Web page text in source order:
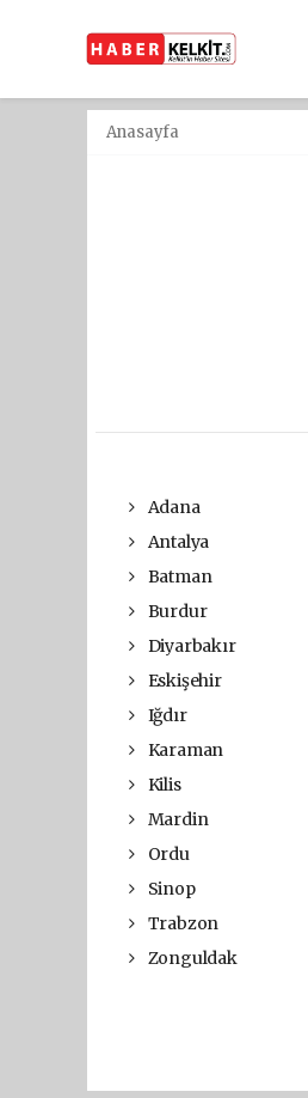
Anasayfa
Adana
Antalya
Batman
Burdur
Diyarbakır
Eskişehir
Iğdır
Karaman
Kilis
Mardin
Ordu
Sinop
Trabzon
Zonguldak